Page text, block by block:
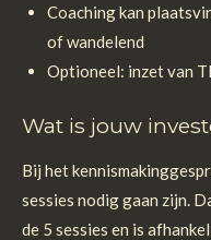
Coaching kan
of wandelend
Optioneel: inzet van
Wat is jouw
Bij het
sessies nodig gaan zijn.
de 5 sessies en is